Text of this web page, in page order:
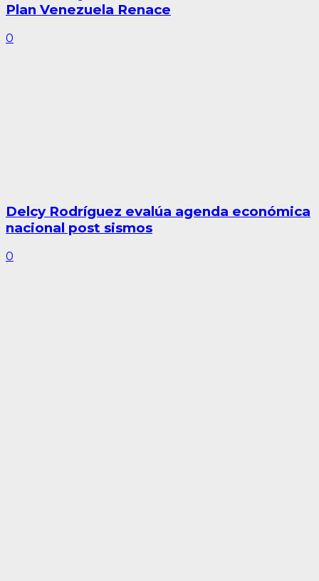
Plan Venezuela Renace
0
Delcy Rodríguez evalúa agenda económica
nacional post sismos
0